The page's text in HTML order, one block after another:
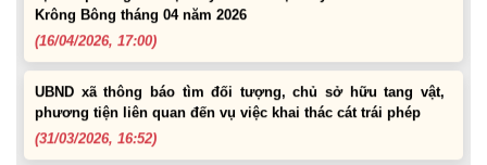
(16/04/2026, 17:00)
phương tiện liên quan đến vụ việc khai thác cát trái phép
(31/03/2026, 16:52)